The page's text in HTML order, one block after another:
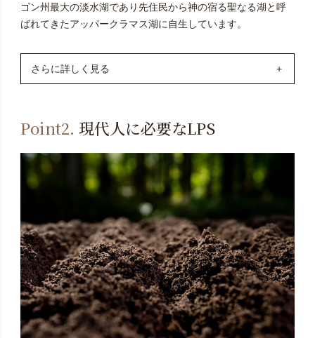
ゴン州最大の淡水湖であり先住民から神の宿る聖なる湖と呼
ばれてきたアッパークラマス湖に自生しています。
さらに詳しく見る
富な水が注ぎ込み、湖周辺や湖底には、ミネラル分を豊
富に含む有機物が10メートル程も堆積しているそうで
す。アッパークラマス湖の地域は、年間の晴天日が約300
日という、アメリカで最も日照率の高い地域の一つとさ
れ、豊富な太陽エネルギーと大自然環境、栄養土壌など
の要素が組み合わさり、独自の藍藻類であるブルーグリ
ーンアルジーが育まれます。他の藻類と比べてとても細
胞膜が薄いのも特徴です。人工的な養殖は不可能と考え
られており、天然自生しているものを採取されます。含
有栄養素の約半分はタンパク質で、必須アミノ酸9種類を
含む20種類のアミノ酸全てを含有し、残りはビタミン、
ミネラル類、酵素、糖質、脂肪酸、カロテノイド、クロ
Point2. 現代人に必要なLPS